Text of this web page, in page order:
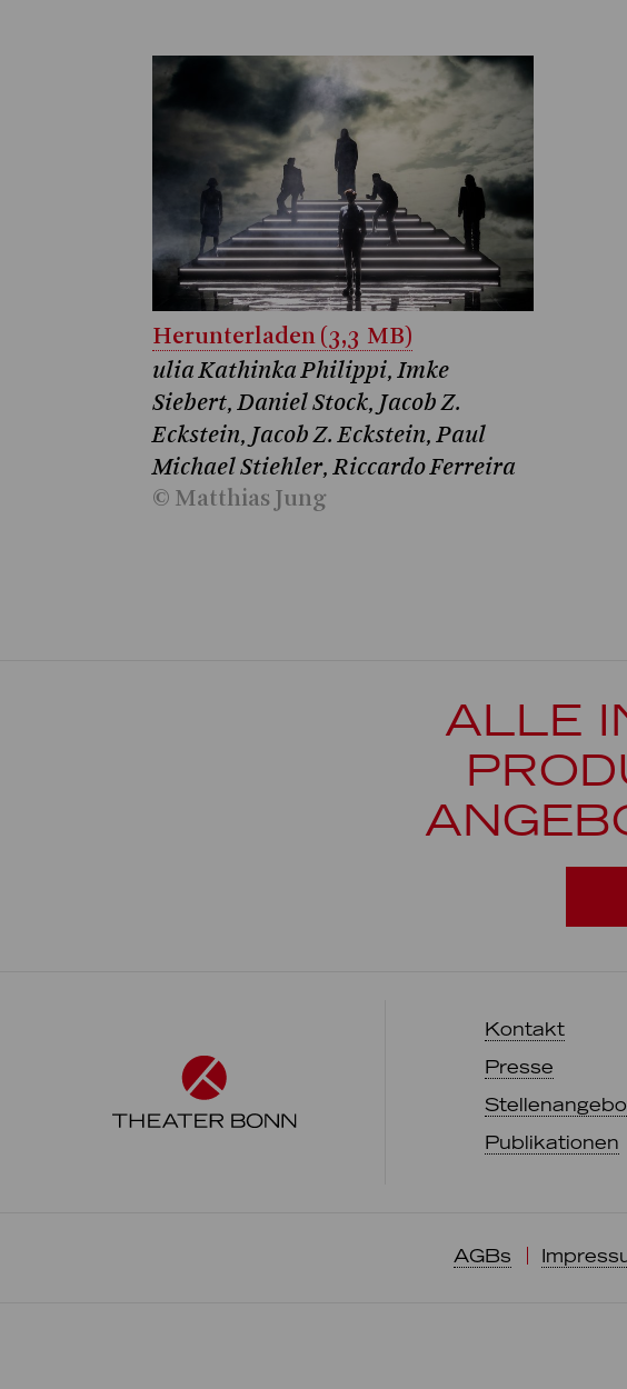
Herunterladen (3,3 MB)
ulia Kathinka Philippi, Imke
Siebert, Daniel Stock, Jacob Z.
Eckstein, Jacob Z. Eckstein, Paul
Michael Stiehler, Riccardo Ferreira
© Matthias Jung
ALLE
Kontakt
Presse
Publikationen
AGBs